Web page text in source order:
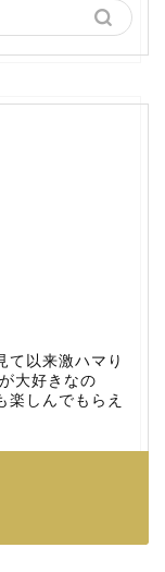
て以来激ハマり
大好きなの
楽しんでもらえ